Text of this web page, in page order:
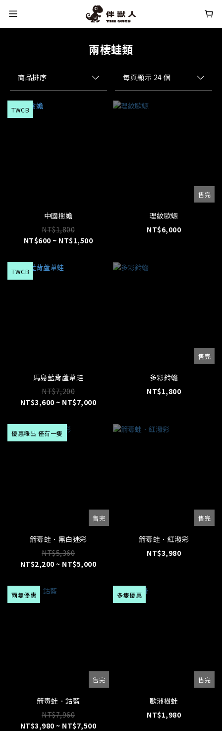
兩棲蛙類
商品排序 每頁顯示 24 個
TWCB
中國樹蟾
NT$1,800
NT$600 ~ NT$1,500
售完
理紋歐螈
NT$6,000
TWCB
馬島藍背蘆葦蛙
NT$7,200
NT$3,600 ~ NT$7,000
售完
多彩鈴蟾
NT$1,800
優惠釋出 僅有一隻
售完
箭毒蛙．黑白迷彩
NT$5,360
NT$2,200 ~ NT$5,000
售完
箭毒蛙．紅潑彩
NT$3,980
兩隻優惠
售完
箭毒蛙．鈷藍
NT$7,960
NT$3,980 ~ NT$7,500
多隻優惠
售完
歐洲樹蛙
NT$1,980